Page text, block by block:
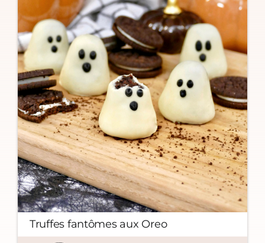
Truffes fantômes aux Oreo